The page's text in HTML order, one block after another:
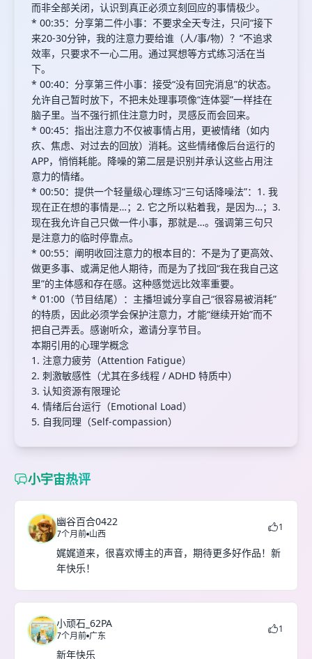
而非全部关闭，认识到真正必须立刻回应的事情极少。
* 00:35：分享第二件小事：不要求全天专注，只问“接下
来20-30分钟，我的注意力要给谁（人/事/物）？”不追求
效率，只要求不一心二用。通过冥想等方式练习活在当
下。
* 00:40：分享第三件小事：接受“没有回完消息”的状态。
允许自己暂时放下，不把未处理事项像“连体婴”一样挂在
脑子里。当不强行抓住注意力时，灵感反而会回来。
* 00:45：指出注意力不仅被事情占用，更被情绪（如内
疚、焦虑、对过去的回放）消耗。这些情绪像后台运行的
APP，悄悄耗能。降噪的第二层是识别并承认这些占用注
意力的情绪。
* 00:50：提供一个轻量级心理练习“三句话降噪法”：1. 我
现在正在想的事情是…；2. 它之所以粘着我，是因为…；3.
现在我允许自己只做一件小事，那就是…。强调第三句只
是注意力的临时停靠点。
* 00:55：阐明收回注意力的根本目的：不是为了更高效、
做更多事、或满足他人期待，而是为了找回“我在我自己这
里”的主体感和存在感。这种感觉远比效率重要。
* 01:00（节目结尾）：主播坦诚分享自己“很容易被消耗”
的特质，因此必须学会保护注意力，才能“继续开始”而不
把自己弄丢。感谢听众，邀请分享节目。
本期引用的心理学概念
1. 注意力疲劳（Attention Fatigue）
2. 刺激敏感性（尤其在多线程 / ADHD 特质中）
3. 认知资源有限理论
4. 情绪后台运行（Emotional Load）
5. 自我同理（Self-compassion）
小宇宙热评
幽谷百合0422
7个月前 山西
1
娓娓道来，很喜欢博主的声音，期待更多好作品！新
年快乐！
小顽石_62PA
7个月前 广东
1
新年快乐